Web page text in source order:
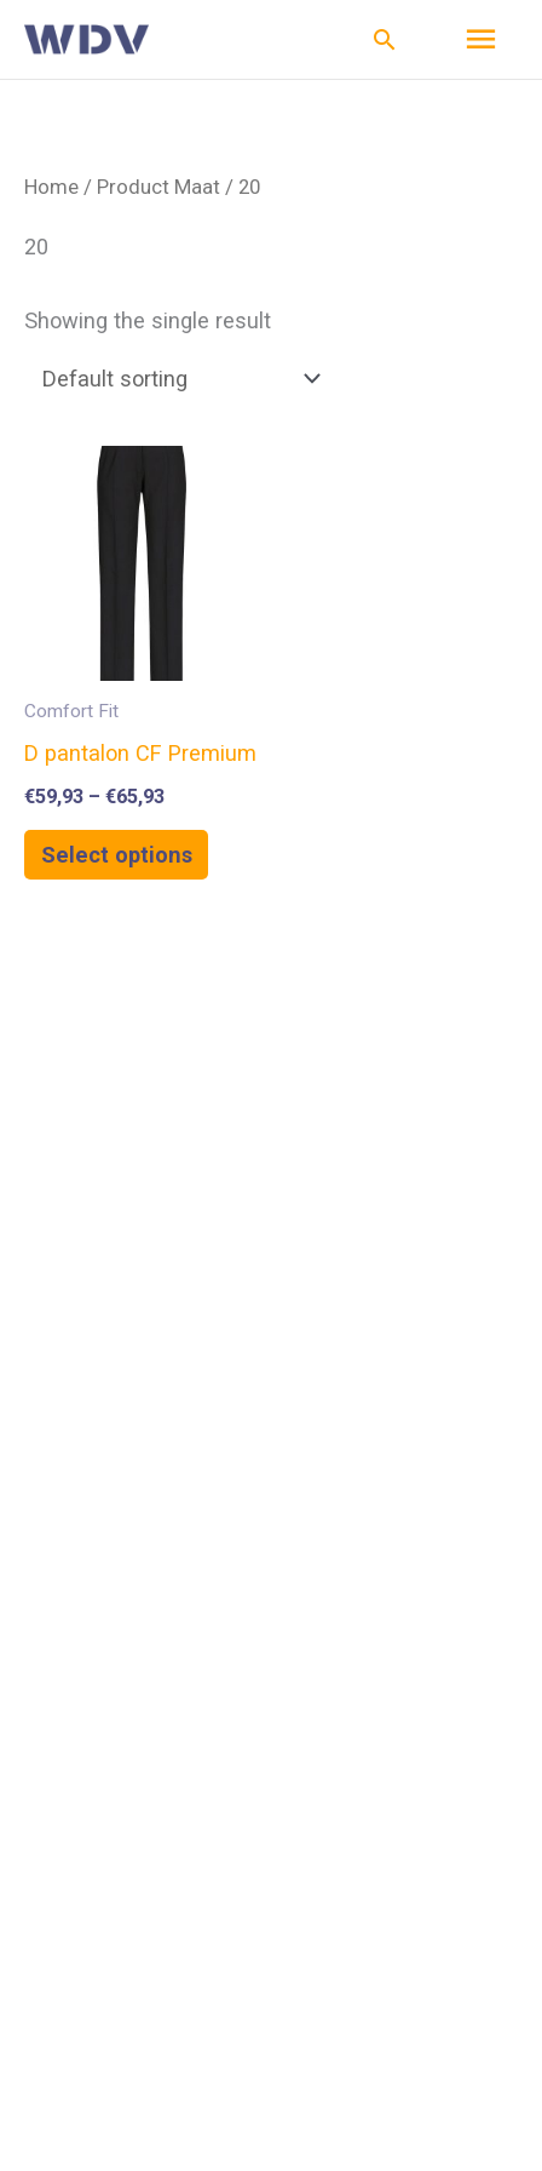
Ga
naar
Zoeken
Home / Product Maat / 20
20
Showing the single result
Comfort Fit
D pantalon CF Premium
€59,93 – €65,93
Select options